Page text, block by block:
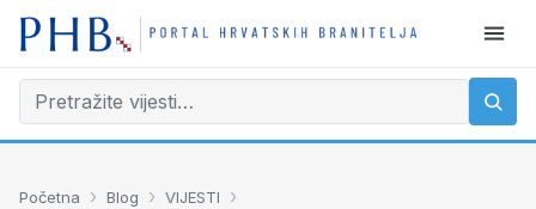
Početna › Blog › VIJESTI ›